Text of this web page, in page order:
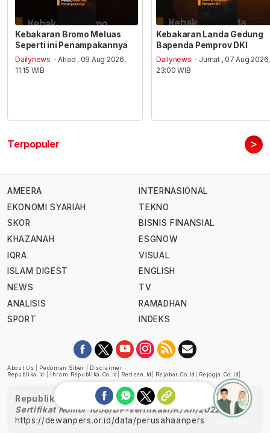
Kebakaran Bromo Meluas
Seperti ini Penampakannya
Dailynews - Ahad , 09 Aug 2026,
11:15 WIB
Kebakaran Landa Gedung
Bapenda Pemprov DKI
Dailynews - Jumat , 07 Aug 2026,
23:00 WIB
Terpopuler >
AMEERA
EKONOMI SYARIAH
SKOR
KHAZANAH
IQRA
ISLAM DIGEST
NEWS
ANALISIS
SPORT
INTERNASIONAL
TEKNO
BISNIS FINANSIAL
ESGNOW
VISUAL
ENGLISH
TV
RAMADHAN
INDEKS
About Us Pedoman Siber
Disclaimer
Republika.id
Ihram.republika.co.id Retizen.id Rejabar.co.id Rejogja.co.id
Republika telah diverifikasi oleh Dewan Pers
Sertifikat Nomor 1058/DP-Verifikasi/K/XII/2022
https://dewanpers.or.id/data/perusahaanpers